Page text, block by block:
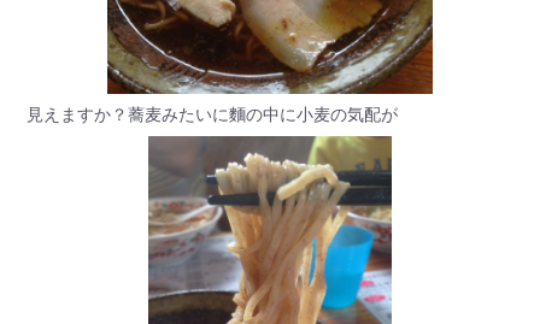
見えますか？蕎麦みたいに麵の中に小麦の気配が